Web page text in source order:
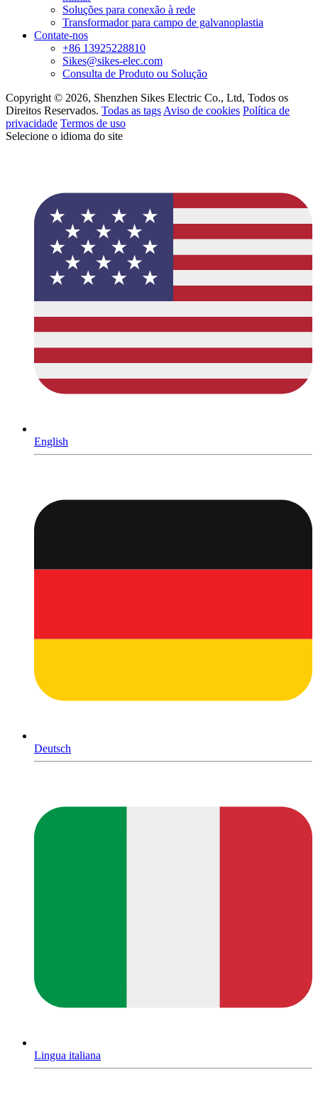
Soluções para conexão à rede
Transformador para campo de galvanoplastia
Contate-nos
+86 13925228810
Sikes@sikes-elec.com
Consulta de Produto ou Solução
Copyright © 2026, Shenzhen Sikes Electric Co., Ltd, Todos os
Direitos Reservados. Todas as tags Aviso de cookies Política de
privacidade Termos de uso
Selecione o idioma do site
English
Deutsch
Lingua italiana